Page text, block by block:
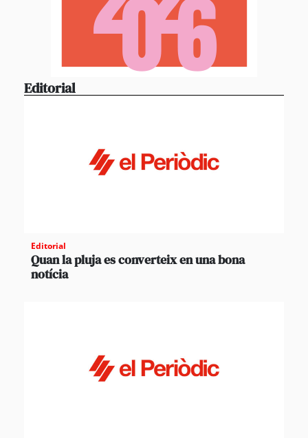
Editorial
Editorial
Quan la pluja es converteix en una bona
notícia